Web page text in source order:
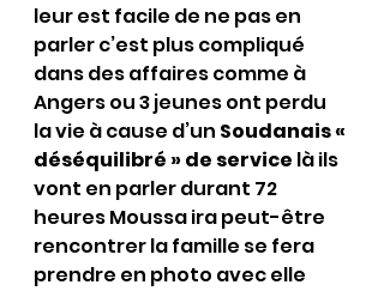
leur est facile de ne pas en
parler c’est plus compliqué
dans des affaires comme à
Angers ou 3 jeunes ont perdu
la vie à cause d’un Soudanais «
déséquilibré » de service là ils
vont en parler durant 72
heures Moussa ira peut-être
rencontrer la famille se fera
prendre en photo avec elle